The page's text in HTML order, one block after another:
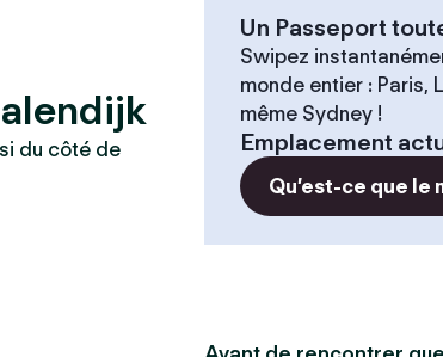
du côté de
Un Passeport
Swipez
monde entier : Paris,
même Sydney !
Emplacement
Qu’est-ce que le